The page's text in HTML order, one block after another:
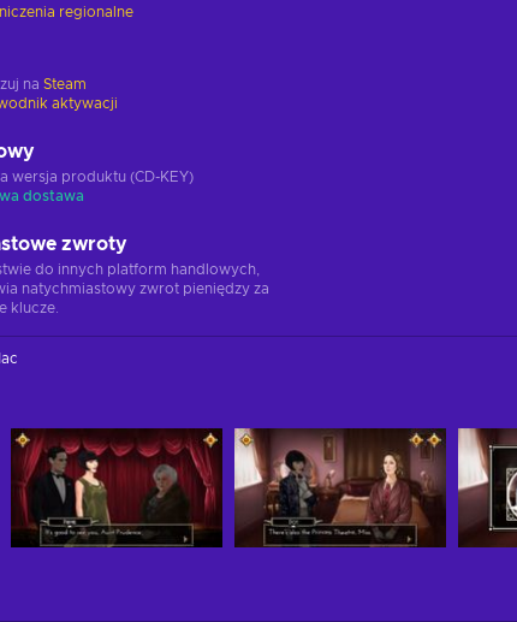
regionalne
na Steam
aktywacji
wersja produktu (CD-KEY)
dostawa
zwroty
do innych platform handlowych,
natychmiastowy zwrot pieniędzy za
klucze.